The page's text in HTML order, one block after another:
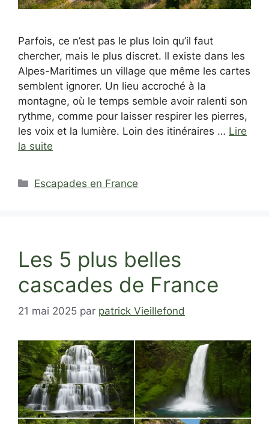
Parfois, ce n’est pas le plus loin qu’il faut
chercher, mais le plus discret. Il existe dans les
Alpes-Maritimes un village que même les cartes
semblent ignorer. Un lieu accroché à la
montagne, où le temps semble avoir ralenti son
rythme, comme pour laisser respirer les pierres,
les voix et la lumière. Loin des itinéraires … Lire
la suite
Catégories
Escapades en France
Les 5 plus belles
cascades de France
21 mai 2025 par patrick Vieillefond